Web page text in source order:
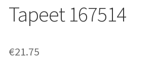
Tapeet 167514
€21.75